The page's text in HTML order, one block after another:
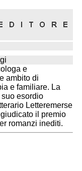
e
ambito di
e familiare. La
esordio
Letteremerse
il premio
romanzi inediti.